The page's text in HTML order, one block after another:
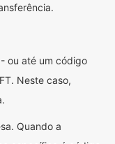
ou até um código
Neste caso,
Quando a